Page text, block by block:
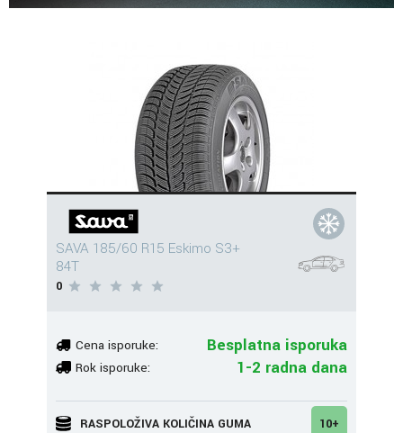
SAVA 185/60 R15 Eskimo S3+
84T
0
Cena isporuke: Besplatna isporuka
Rok isporuke: 1-2 radna dana
RASPOLOŽIVA KOLIČINA GUMA 10+